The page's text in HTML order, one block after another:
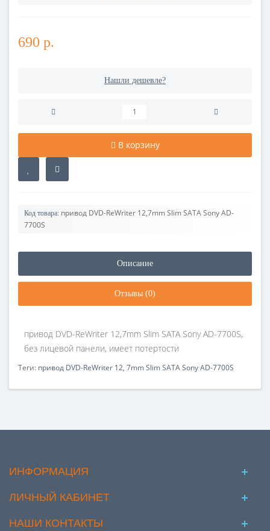
690 р.
Нашли дешевле?
В корзину
Код товара: привод DVD-ReWriter 12,7mm Slim SATA Sony AD-
7700S
Описание
Отзывы (0)
привод DVD-ReWriter 12,7mm Slim SATA Sony AD-7700S,
без лицевой панели, имеет потертости
Теги: привод DVD-ReWriter 12, 7mm Slim SATA Sony AD-7700S
ИНФОРМАЦИЯ
ЛИЧНЫЙ КАБИНЕТ
НАШИ КОНТАКТЫ